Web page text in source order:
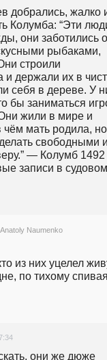
добрались, жалко
Колумба: “Эти
они заботились о
рыбаками,
строили
держали их в
себя в дереве. У
бы заниматься
жили в мире и
мать родила, но
свободными
— Колумб 1492
записи в судовом
Anatoly Naumenko
из них уцелел
по тихому
они же дюже